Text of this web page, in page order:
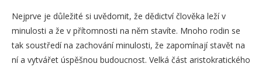
Nejprve je důležité si uvědomit, že dědictví člověka leží v
minulosti a že v přítomnosti na něm stavíte. Mnoho rodin se
tak soustředí na zachování minulosti, že zapomínají stavět na
ní a vytvářet úspěšnou budoucnost. Velká část aristokratického